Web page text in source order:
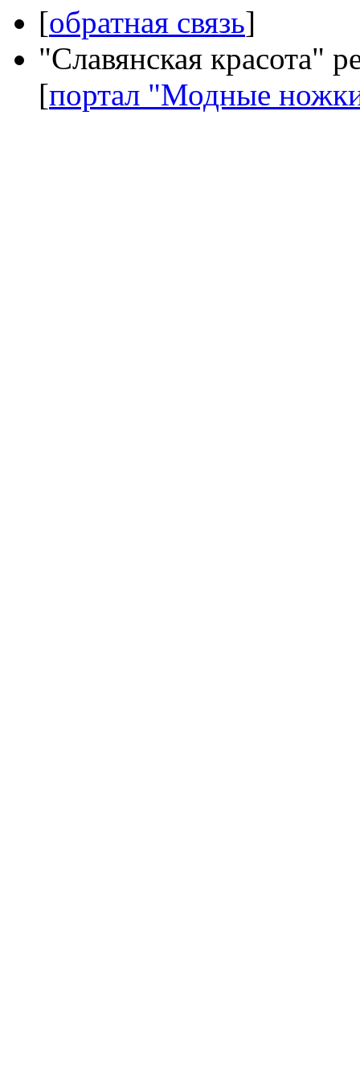
[обратная связь]
"Славянская красота"
[портал "Модные